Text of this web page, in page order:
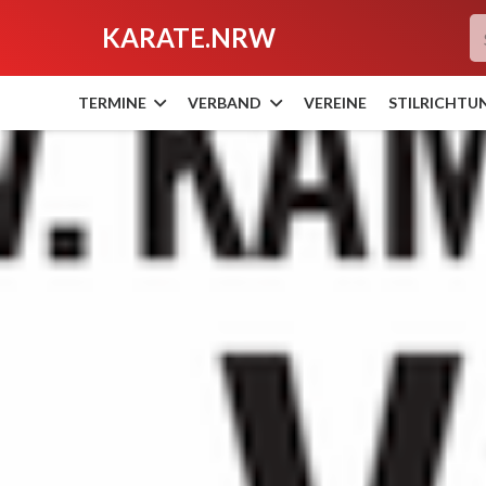
KARATE.NRW
TERMINE VERBAND VEREINE